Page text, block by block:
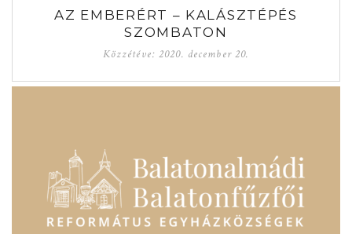
AZ EMBERÉRT – KALÁSZTÉPÉS
SZOMBATON
Közzétéve:2020. december 20.